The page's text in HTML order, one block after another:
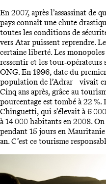
En 2007, après l’assassinat de
pays connaît une chute
toutes les conditions de
vers Atar puissent reprendre.
certaine liberté. Les
ressentir et les tour‑opérateurs
ONG. En 1996, date du
population de l’Adrar vivait
Cinq ans après, grâce au
pourcentage est tombé à 22
Chinguetti, qui s’élevait à 6
à 14 000 habitants en 2008.
pendant 15 jours en
an. C’est ce tourisme